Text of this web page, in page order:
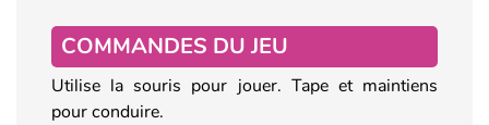
COMMANDES DU JEU
Utilise la souris pour jouer. Tape et maintiens
pour conduire.